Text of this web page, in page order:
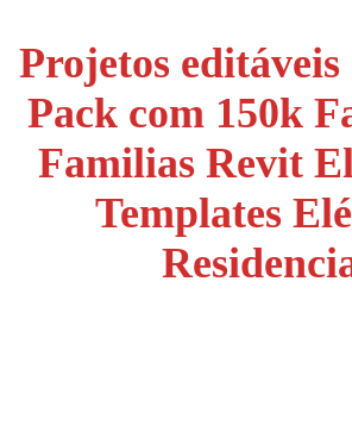
Projetos
Pack com 150k
Familias Revit
Templates